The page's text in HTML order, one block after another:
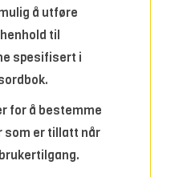
å utføre
til
spesifisert i
for å bestemme
er tillatt når